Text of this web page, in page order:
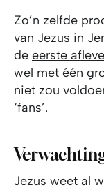
Zo’n zelfde
van Jezus in
de eerste
wel met één
niet zou
‘fans’.
Jezus weet al